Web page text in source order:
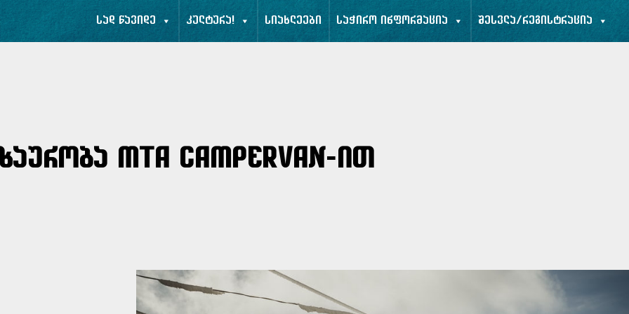
სად წავიდე კულტურა! სიახლეები საჭირო ინფორმაცია შესვლა/რეგისტრაცია
Mta Campervan-ით